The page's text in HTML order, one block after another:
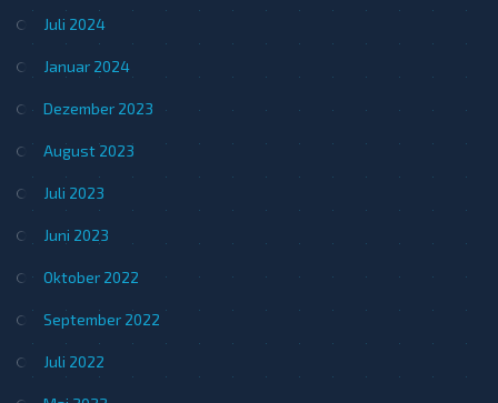
Juli 2024
Januar 2024
Dezember 2023
August 2023
Juli 2023
Juni 2023
Oktober 2022
September 2022
Juli 2022